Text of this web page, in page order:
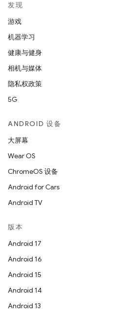
发现
游戏
机器学习
健康与健身
相机与媒体
隐私权政策
5G
ANDROID 设备
大屏幕
Wear OS
ChromeOS 设备
Android for Cars
Android TV
版本
Android 17
Android 16
Android 15
Android 14
Android 13